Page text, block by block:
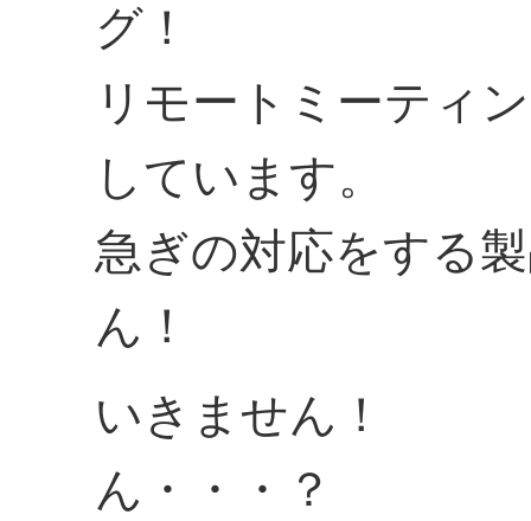
グ！
リモートミーティ
しています。
急ぎの対応をする
ん！
いきません！
ん・・・？